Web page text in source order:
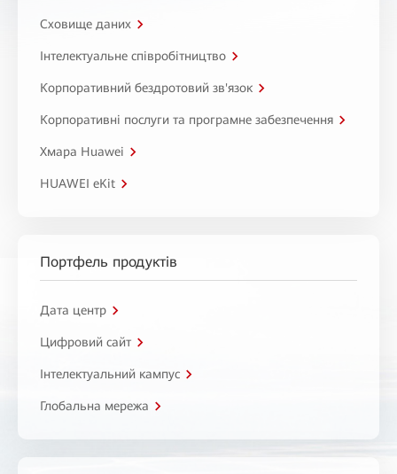
Сховище даних
Інтелектуальне співробітництво
Корпоративний бездротовий зв'язок
Корпоративні послуги та програмне забезпечення
Хмара Huawei
HUAWEI eKit
Портфель продуктів
Дата центр
Цифровий сайт
Інтелектуальний кампус
Глобальна мережа